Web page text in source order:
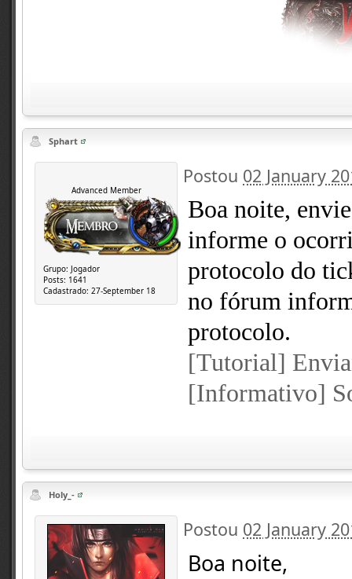
Sphart
Advanced Member
Grupo: Jogador
Posts: 1641
Cadastrado: 27-September 18
Postou 02 January
Boa noite,
informe o
protocolo do
no fórum
protocolo.
[Tutorial]
[Informativo]
Holy_-
Postou 02 January
Boa noite,